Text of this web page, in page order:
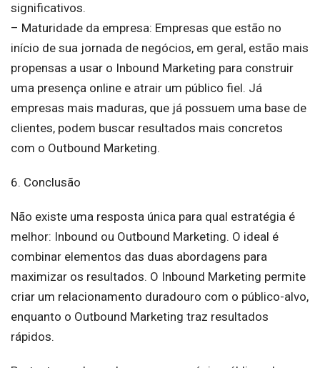
significativos.
– Maturidade da empresa: Empresas que estão no
início de sua jornada de negócios, em geral, estão mais
propensas a usar o Inbound Marketing para construir
uma presença online e atrair um público fiel. Já
empresas mais maduras, que já possuem uma base de
clientes, podem buscar resultados mais concretos
com o Outbound Marketing.
6. Conclusão
Não existe uma resposta única para qual estratégia é
melhor: Inbound ou Outbound Marketing. O ideal é
combinar elementos das duas abordagens para
maximizar os resultados. O Inbound Marketing permite
criar um relacionamento duradouro com o público-alvo,
enquanto o Outbound Marketing traz resultados
rápidos.